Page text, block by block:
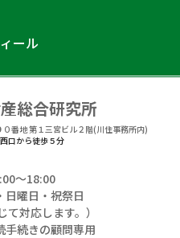
ール
総合研究所
番地 第１三宮ビル２階(川住事務所内)
口から徒歩５分
〜18:00
日曜日・祝祭日
対応します。）
手続きの顧問専用